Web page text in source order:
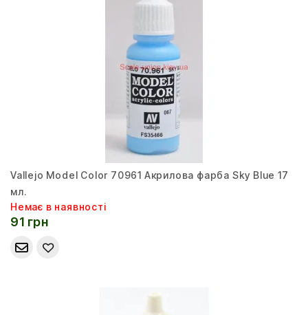
Vallejo Model Color 70961 Акрилова фарба Sky Blue 17
мл.
Немає в наявності
91 грн